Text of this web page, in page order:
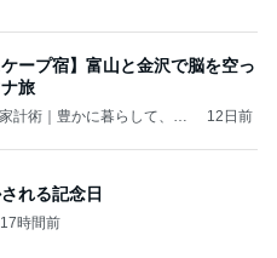
ケープ宿】富山と金沢で脳を空っ
旅
計術｜豊かに暮らして、し
12日前
れる記念日
17時間前